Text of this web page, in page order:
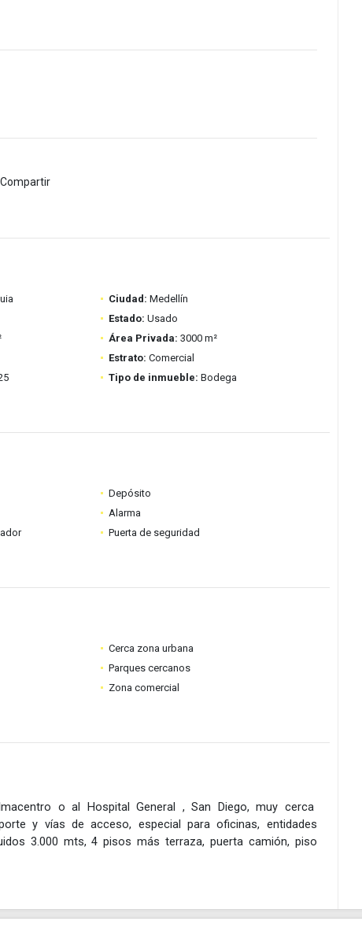
Compartir
Ciudad: Medellín
Estado: Usado
Área Privada: 3000 m²
Estrato: Comercial
Tipo de inmueble: Bodega
Depósito
Alarma
Puerta de seguridad
Cerca zona urbana
Parques cercanos
Zona comercial
o al Hospital General , San Diego, muy cerca
y vías de acceso, especial para oficinas, entidades
3.000 mts, 4 pisos más terraza, puerta camión, piso